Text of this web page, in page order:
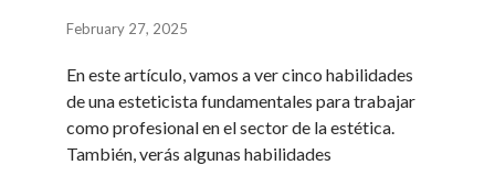
February 27, 2025
En este artículo, vamos a ver cinco habilidades
de una esteticista fundamentales para trabajar
como profesional en el sector de la estética.
También, verás algunas habilidades